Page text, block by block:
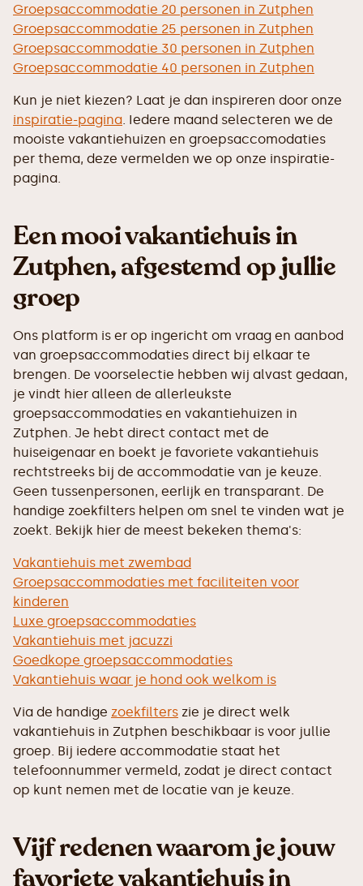
Groepsaccommodatie 20 personen in Zutphen
Groepsaccommodatie 25 personen in Zutphen
Groepsaccommodatie 30 personen in Zutphen
Groepsaccommodatie 40 personen in Zutphen
Kun je niet kiezen? Laat je dan inspireren door onze
inspiratie-pagina. Iedere maand selecteren we de
mooiste vakantiehuizen en groepsaccomodaties
per thema, deze vermelden we op onze inspiratie-
pagina.
Een mooi vakantiehuis in
Zutphen, afgestemd op jullie
groep
Ons platform is er op ingericht om vraag en aanbod
van groepsaccommodaties direct bij elkaar te
brengen. De voorselectie hebben wij alvast gedaan,
je vindt hier alleen de allerleukste
groepsaccommodaties en vakantiehuizen in
Zutphen. Je hebt direct contact met de
huiseigenaar en boekt je favoriete vakantiehuis
rechtstreeks bij de accommodatie van je keuze.
Geen tussenpersonen, eerlijk en transparant. De
handige zoekfilters helpen om snel te vinden wat je
zoekt. Bekijk hier de meest bekeken thema's:
Vakantiehuis met zwembad
Groepsaccommodaties met faciliteiten voor
kinderen
Luxe groepsaccommodaties
Vakantiehuis met jacuzzi
Goedkope groepsaccommodaties
Vakantiehuis waar je hond ook welkom is
Via de handige zoekfilters zie je direct welk
vakantiehuis in Zutphen beschikbaar is voor jullie
groep. Bij iedere accommodatie staat het
telefoonnummer vermeld, zodat je direct contact
op kunt nemen met de locatie van je keuze.
Vijf redenen waarom je jouw
favoriete vakantiehuis in